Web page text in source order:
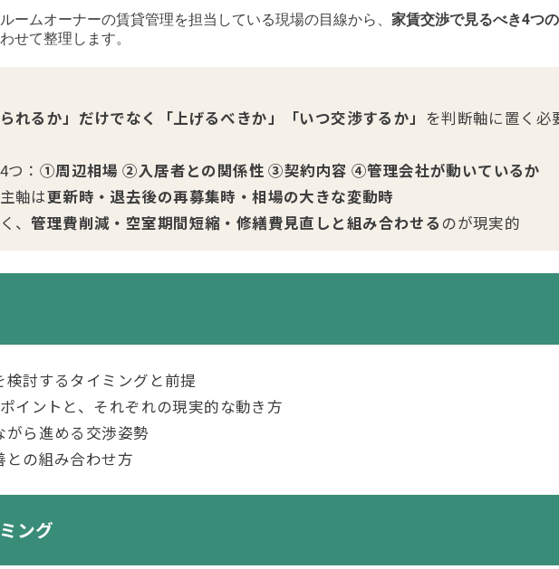
ームオーナーの賃貸管理を担当している現場の目線から、 家賃交渉で見るべき4つ
せて整理します。
られるか」だけでなく「上げるべきか」「いつ交渉するか」 を判断軸に置く必
： ①周辺相場 ②入居者との関係性 ③契約内容 ④管理会社が動いているか
軸は更新時・退去後の再募集時・相場の大きな変動時
、管理費削減・空室期間短縮・修繕費見直しと組み合わせる のが現実的
討するタイミングと前提
イントと、それぞれの現実的な動き方
がら進める交渉姿勢
との組み合わせ方
ング